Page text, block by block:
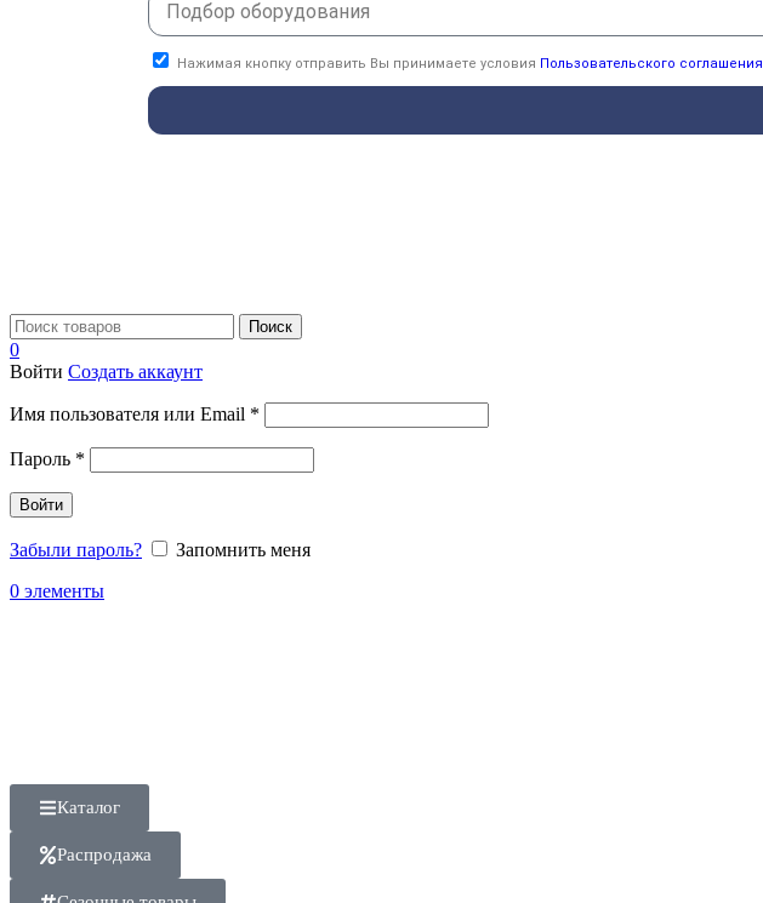
Нажимая кнопку отправить Вы принимаете условия Пользовательского соглашения
Поиск
0
Войти Создать аккаунт
Имя пользователя или Email *
Пароль *
Войти
Забыли пароль?
Запомнить меня
0 элементы
Каталог
Распродажа